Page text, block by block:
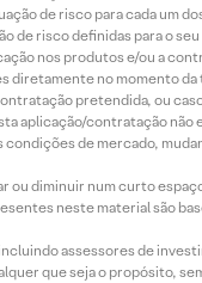
de risco para cada um
de risco definidas para o
nos produtos e/ou a
no momento
pretendida, ou
aplicação/contratação não
de mercado,
diminuir num curto
neste material são
assessores de
que seja o propósito,